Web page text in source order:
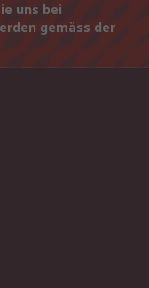
uns bei
gemäss der